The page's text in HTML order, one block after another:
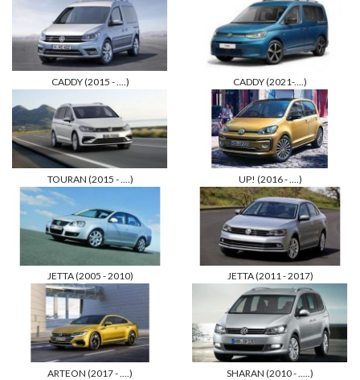
CADDY (2015 - ....) CADDY (2021-....)
TOURAN (2015 - ....) UP! (2016 - ....)
JETTA (2005 - 2010) JETTA (2011 - 2017)
ARTEON (2017 - ....) SHARAN (2010 - .....)